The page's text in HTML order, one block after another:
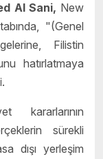
Al Sani, New
"(Genel
Filistin
hatırlatmaya
kararlarının
sürekli
dışı yerleşim